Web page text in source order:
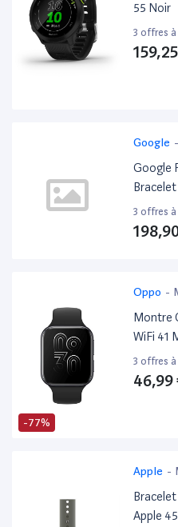
55 Noir
3 offres à
Google -
Google
3 offres à
-77%
Oppo -
Montre
WiFi 41
3 offres à
46,99
Apple -
Apple